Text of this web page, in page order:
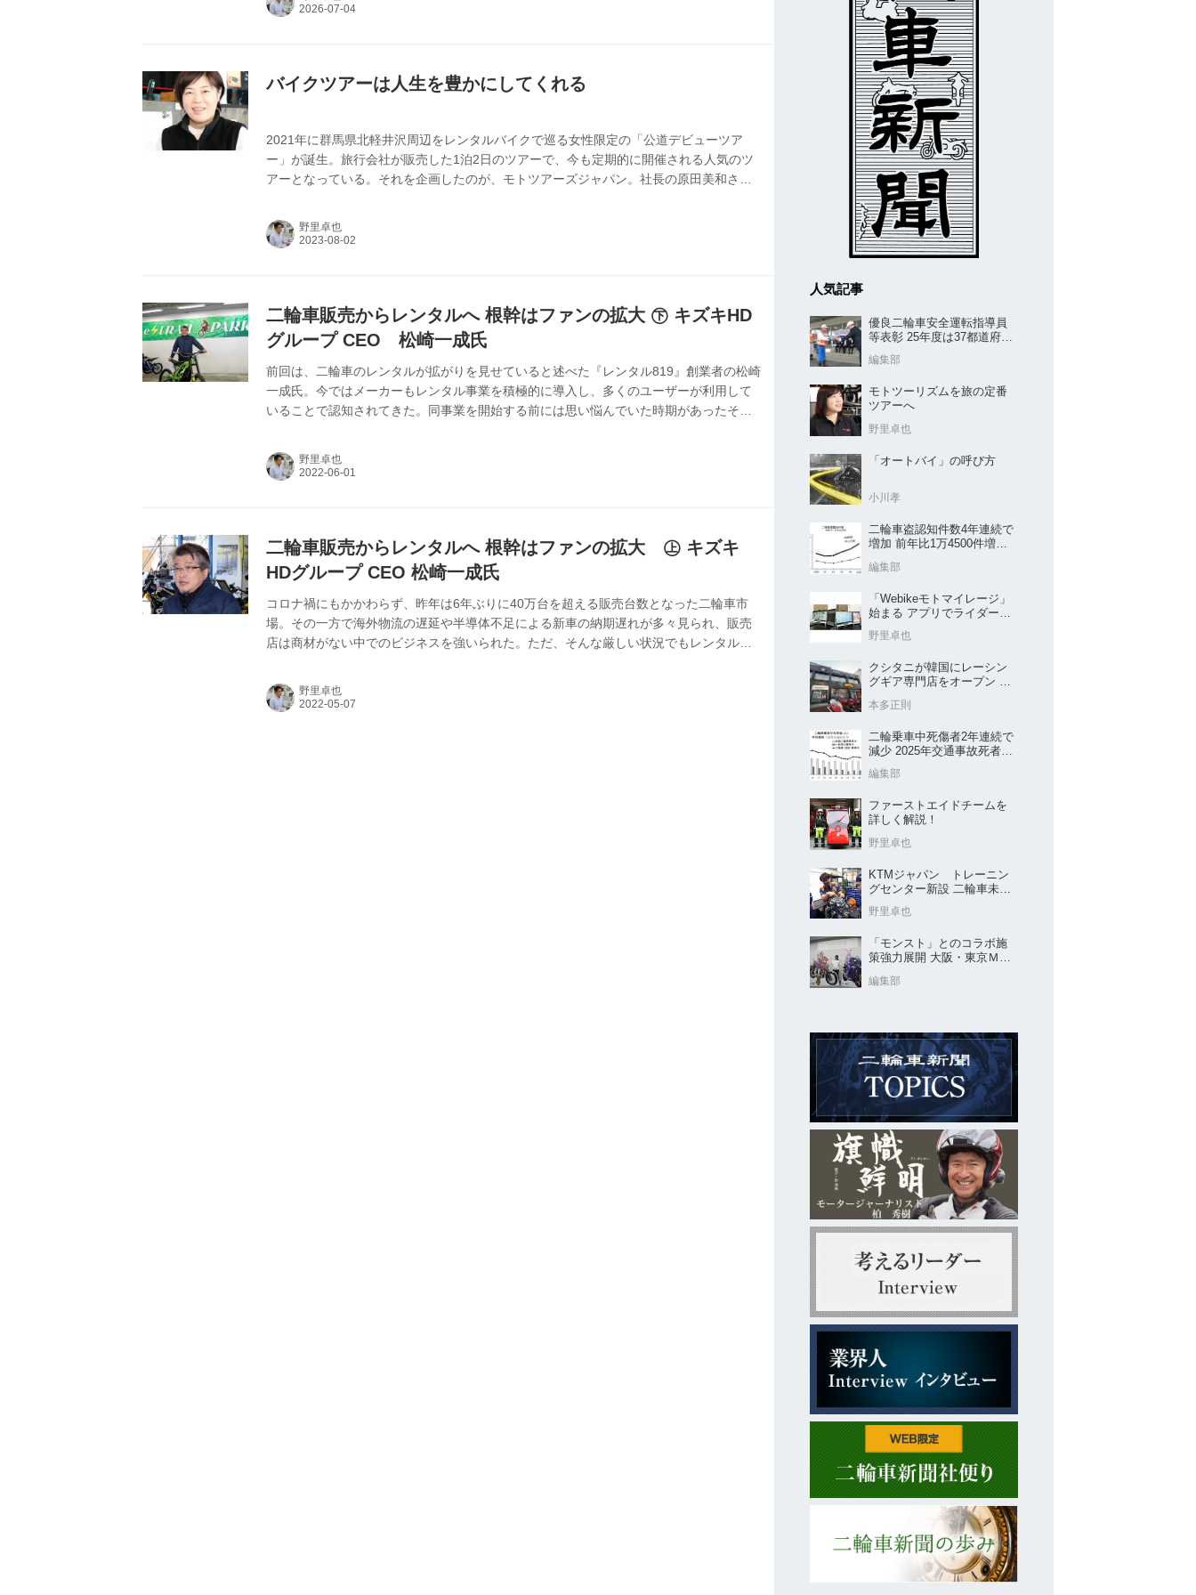
バイクツアーは人生を豊かにしてくれる
2021年に群馬県北軽井沢周辺をレンタルバイクで巡る女性限定の「公道デビューツア
ー」が誕生。旅行会社が販売した1泊2日のツアーで、今も定期的に開催される人気のツ
アーとなっている。それを企画したのが、モトツアーズジャパン。社長の原田美和さん
という。そのきっかけとは。
野里卓也
二輪車販売からレンタルへ 根幹はファンの拡大 ㊦ キズキHD
グループ CEO 松崎一成氏
前回は、二輪車のレンタルが拡がりを見せていると述べた『レンタル819』創業者の松崎
一成氏。今ではメーカーもレンタル事業を積極的に導入し、多くのユーザーが利用して
いることで認知されてきた。同事業を開始する前には思い悩んでいた時期があったそう
と同時に現在取り組んでいる事業にも言及。その根底には二輪車ユーザーを増やしたい
強い思いがあるという。
野里卓也
二輪車販売からレンタルへ 根幹はファンの拡大 ㊤ キズキ
HDグループ CEO 松崎一成氏
コロナ禍にもかかわらず、昨年は6年ぶりに40万台を超える販売台数となった二輪車市
場。その一方で海外物流の遅延や半導体不足による新車の納期遅れが多々見られ、販売
店は商材がない中でのビジネスを強いられた。ただ、そんな厳しい状況でもレンタル事
手の『レンタル819』の代表に事業を始めたきっかけを聞いたところ、現在進めている事
業にも言及。根底にあるのは二輪車のファン拡大だという。
野里卓也
人気記事
優良二輪車安全運転指導員
等表彰 25年度は37都道府県
編集部
モトツーリズムを旅の定番
ツアーへ
野里卓也
「オートバイ」の呼び方
小川孝
二輪車盗認知件数4年連続で
増加 前年比1万4500件増／
編集部
「Webikeモトマイレージ」
始まる アプリでライダーと
野里卓也
クシタニが韓国にレーシン
グギア専門店をオープン 今
に展開
本多正則
二輪乗車中死傷者2年連続で
減少 2025年交通事故死者数
編集部
ファーストエイドチームを
詳しく解説！
野里卓也
KTMジャパン トレーニン
グセンター新設 二輪車未経
術取得目指す
野里卓也
「モンスト」とのコラボ施
策強力展開 大阪・東京ＭＣ
編集部